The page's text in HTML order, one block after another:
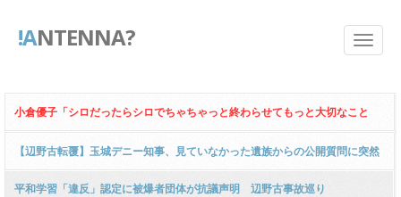
!ANTENNA?
小倉優子「シロだったらシロでちゃちゃっと終わらせてもっと大切なこと
を」 高市首相の誹謗中傷動画報道で私見
【辺野古転覆】玉城デニー知事、見ていなかった遺族からの公開質問に突然
コメント『見た！おっしゃる通り！』と中身ゼロ回答にネット騒然 → ………
平和学習「違反」認定に被爆者団体が抗議声明 辺野古事故巡り